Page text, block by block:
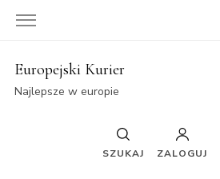
Europejski Kurier
Najlepsze w europie
SZUKAJ ZALOGUJ